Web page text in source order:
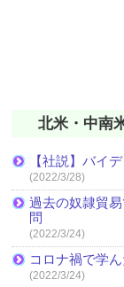
北米・中南
【社説】バイ
(2022/3/28)
過去の奴隷貿
問
(2022/3/24)
コロナ禍で学
(2022/3/24)